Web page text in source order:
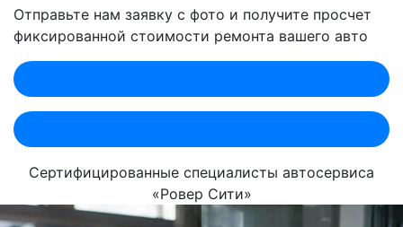
Отправьте нам заявку с фото и получите просчет
фиксированной стоимости ремонта вашего авто
Сертифицированные специалисты автосервиса
«Ровер Сити»